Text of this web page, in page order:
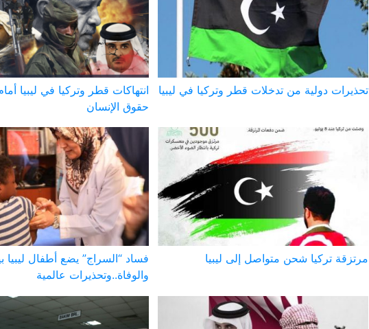
تحذيرات دولية من تدخلات قطر وتركيا في ليبيا
انتهاكات قطر وتركيا في ليبيا
حقوق الإنسان
مرتزقة تركيا شحن متواصل إلى ليبيا
فساد “السراج” يضع أطفال ليبيا
والوفاة..وتحذيرات عالمية